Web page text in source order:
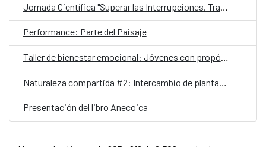
Jornada Científica "Superar las Interrupciones. Transformar la respuesta al VIH 2025"
Performance: Parte del Paisaje
Taller de bienestar emocional: Jóvenes con propósito
Presentación del libro Anecoica